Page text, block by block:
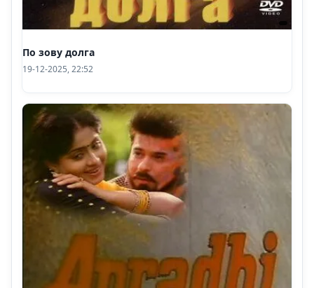
По зову долга
19-12-2025, 22:52